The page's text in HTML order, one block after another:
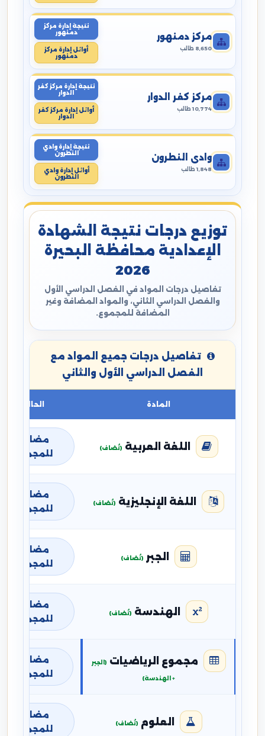
مركز دمنهور
8,650 طالب
نتيجة إدارة مركز
دمنهور
أوائل إدارة مركز
دمنهور
مركز كفر الدوار
10,774 طالب
نتيجة إدارة مركز كفر
الدوار
أوائل إدارة مركز كفر
الدوار
وادي النطرون
1,848 طالب
نتيجة إدارة وادي
النطرون
أوائل إدارة وادي
النطرون
توزيع درجات نتيجة الشهادة
الإعدادية محافظة البحيرة
2026
تفاصيل درجات المواد في الفصل الدراسي الأول
والفصل الدراسي الثاني، والمواد المضافة وغير
المضافة للمجموع.
تفاصيل درجات جميع المواد مع
الفصل الدراسي الأول والثاني
المادة الحالة
اللغة العربية (تُضاف)
مضافة
للمجموع
اللغة الإنجليزية (تُضاف)
مضافة
للمجموع
الجبر (تُضاف)
مضافة
للمجموع
الهندسة (تُضاف)
مضافة
للمجموع
مجموع الرياضيات (الجبر
+ الهندسة)
مضافة
للمجموع
العلوم (تُضاف)
مضافة
للمجموع